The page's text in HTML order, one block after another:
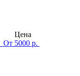
Цена
От 5000 р.